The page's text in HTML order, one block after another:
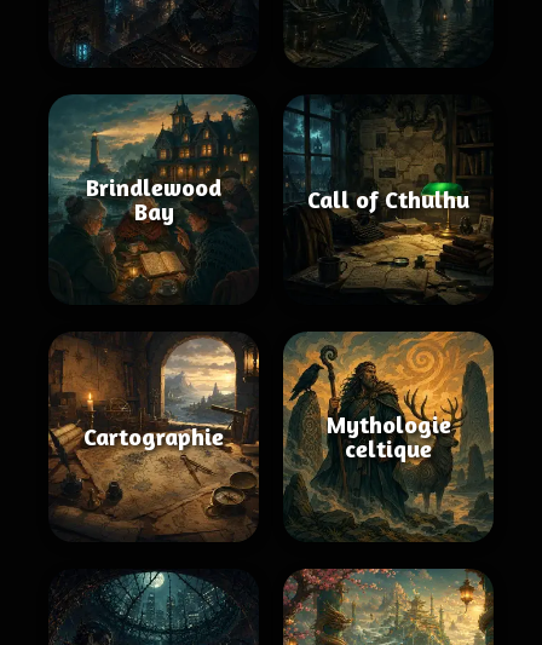
Brindlewood
Bay
Call of Cthulhu
Cartographie
Mythologie
celtique